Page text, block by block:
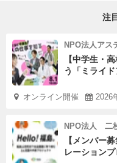
注
NPO法人アス
【中学生・
う「ミライ
オンライン開催 2026
NPO法人 二
【メンバー
レーション